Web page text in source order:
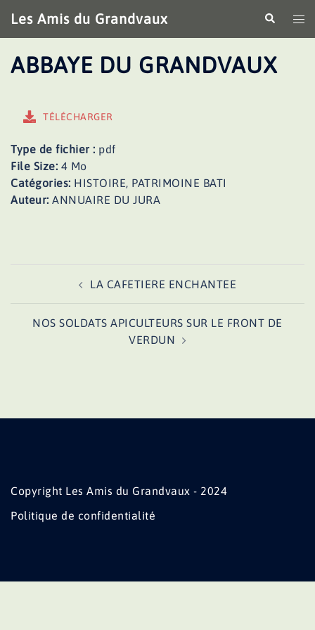
au
contenu
Les Amis du Grandvaux
le
ABBAYE DU GRANDVAUX
TÉLÉCHARGER
Type de fichier : pdf
File Size: 4 Mo
Catégories: HISTOIRE, PATRIMOINE BATI
Auteur: ANNUAIRE DU JURA
LA CAFETIERE ENCHANTEE
NOS SOLDATS APICULTEURS SUR LE FRONT DE
VERDUN
Copyright Les Amis du Grandvaux - 2024
Politique de confidentialité